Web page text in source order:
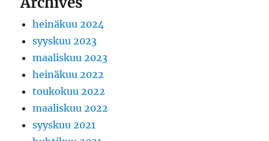
heinäkuu 2024
syyskuu 2023
maaliskuu 2023
heinäkuu 2022
toukokuu 2022
maaliskuu 2022
syyskuu 2021